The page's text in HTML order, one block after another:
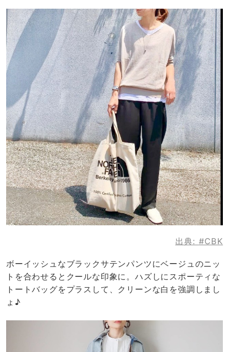
出典: #CBK
ボーイッシュなブラックサテンパンツにベージュのニッ
トを合わせるとクールな印象に。ハズしにスポーティな
トートバッグをプラスして、クリーンな白を強調しまし
ょ♪